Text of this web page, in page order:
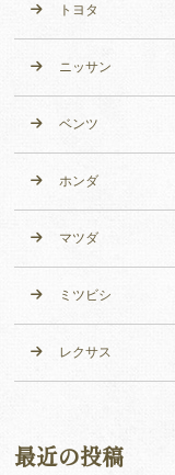
トヨタ
ニッサン
ベンツ
ホンダ
マツダ
ミツビシ
レクサス
最近の投稿